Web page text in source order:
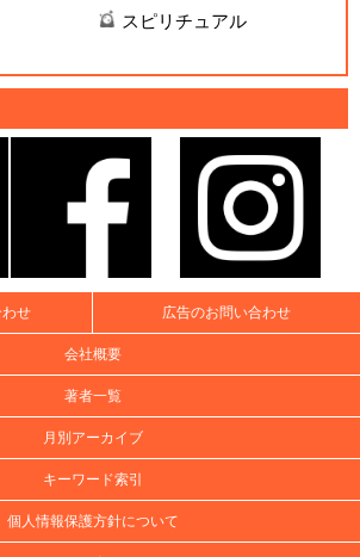
スピリチュアル
せ 広告のお問い合わせ
会社概要
著者一覧
月別アーカイブ
キーワード索引
個人情報保護方針について